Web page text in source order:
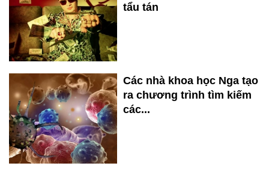
tẩu tán
Các nhà khoa học Nga tạo
ra chương trình tìm kiếm
các...